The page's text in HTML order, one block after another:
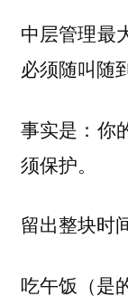
中层管理最
必须随叫随
事实是：你
须保护。
留出整块时
吃午饭（是